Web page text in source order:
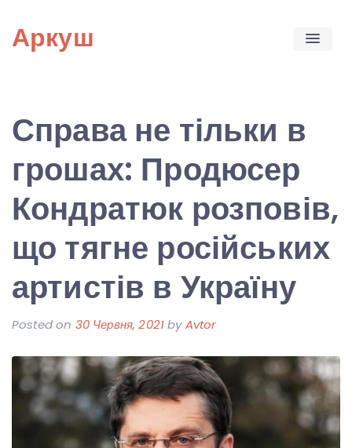
content
Аркуш
Справа не тільки в
грошах: Продюсер
Кондратюк розповів,
що тягне російських
артистів в Україну
Posted on 30 Червня, 2021byAvtor